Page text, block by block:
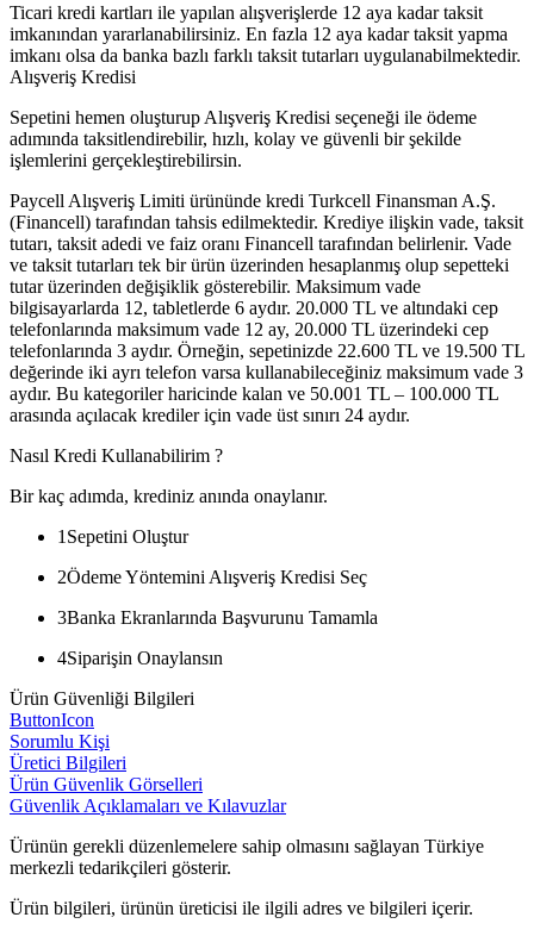
Ticari kredi kartları ile yapılan alışverişlerde 12 aya kadar taksit
imkanından yararlanabilirsiniz. En fazla 12 aya kadar taksit yapma
imkanı olsa da banka bazlı farklı taksit tutarları uygulanabilmektedir.
Alışveriş Kredisi
Sepetini hemen oluşturup Alışveriş Kredisi seçeneği ile ödeme
adımında taksitlendirebilir, hızlı, kolay ve güvenli bir şekilde
işlemlerini gerçekleştirebilirsin.
Paycell Alışveriş Limiti ürününde kredi Turkcell Finansman A.Ş.
(Financell) tarafından tahsis edilmektedir. Krediye ilişkin vade, taksit
tutarı, taksit adedi ve faiz oranı Financell tarafından belirlenir. Vade
ve taksit tutarları tek bir ürün üzerinden hesaplanmış olup sepetteki
tutar üzerinden değişiklik gösterebilir. Maksimum vade
bilgisayarlarda 12, tabletlerde 6 aydır. 20.000 TL ve altındaki cep
telefonlarında maksimum vade 12 ay, 20.000 TL üzerindeki cep
telefonlarında 3 aydır. Örneğin, sepetinizde 22.600 TL ve 19.500 TL
değerinde iki ayrı telefon varsa kullanabileceğiniz maksimum vade 3
aydır. Bu kategoriler haricinde kalan ve 50.001 TL – 100.000 TL
arasında açılacak krediler için vade üst sınırı 24 aydır.
Nasıl Kredi Kullanabilirim ?
Bir kaç adımda, krediniz anında onaylanır.
1 Sepetini Oluştur
2Ödeme Yöntemini Alışveriş Kredisi Seç
3Banka Ekranlarında Başvurunu Tamamla
4Siparişin Onaylansın
Ürün Güvenliği Bilgileri
ButtonIcon
Sorumlu Kişi
Üretici Bilgileri
Ürün Güvenlik Görselleri
Güvenlik Açıklamaları ve Kılavuzlar
Ürünün gerekli düzenlemelere sahip olmasını sağlayan Türkiye
merkezli tedarikçileri gösterir.
Ürün bilgileri, ürünün üreticisi ile ilgili adres ve bilgileri içerir.